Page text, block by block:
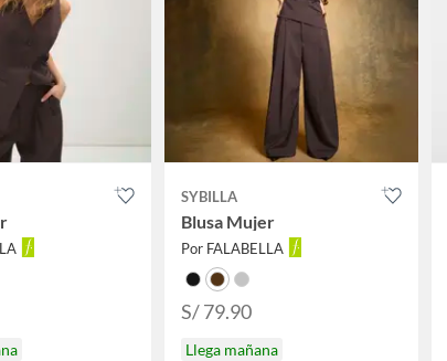
SYBILLA
Blusa Mujer
Por FALABELLA
S/ 79.90
Llega mañana